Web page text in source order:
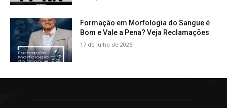
Formação em Morfologia do Sangue é
Bom e Vale a Pena? Veja Reclamações
17 de julho de 2026